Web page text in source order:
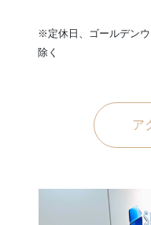
※定休日、ゴールデン
除く
ア